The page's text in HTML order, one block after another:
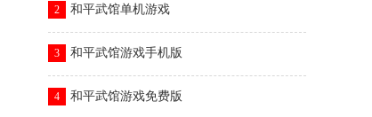
2 和平武馆单机游戏
3 和平武馆游戏手机版
4 和平武馆游戏免费版